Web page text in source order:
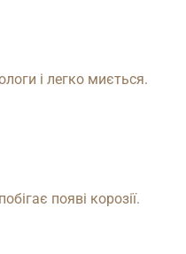
і легко миється.
появі корозії.